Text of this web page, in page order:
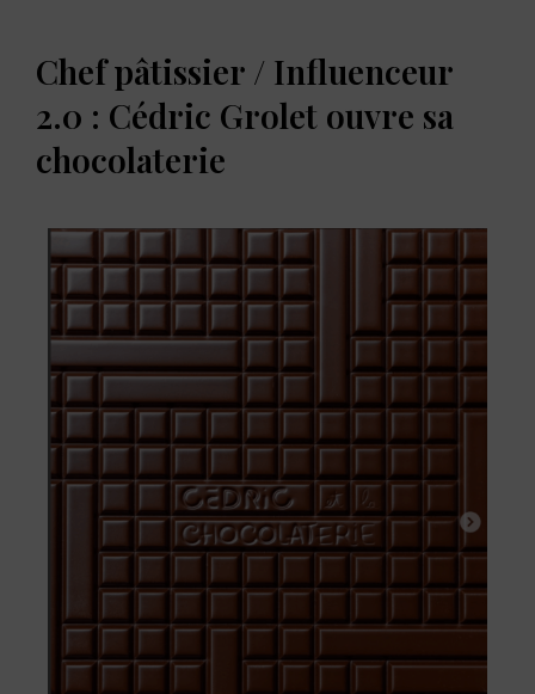
Chef pâtissier / Influenceur
2.0 : Cédric Grolet ouvre sa
chocolaterie